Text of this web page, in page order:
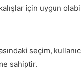
için uygun
seçim,
sahiptir.